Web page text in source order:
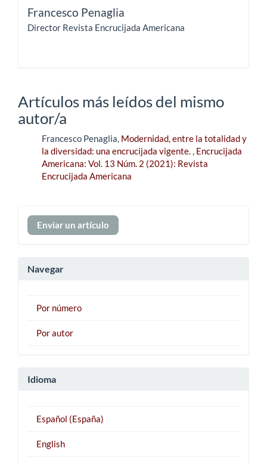
Francesco Penaglia
Director Revista Encrucijada Americana
Artículos más leídos del mismo
autor/a
Francesco Penaglia, Modernidad, entre la totalidad y
la diversidad: una encrucijada vigente., Encrucijada
Americana: Vol. 13 Núm. 2 (2021): Revista
Encrucijada Americana
Enviar
un
Enviar un artículo
Navegar
Por número
Por autor
Idioma
Español (España)
English